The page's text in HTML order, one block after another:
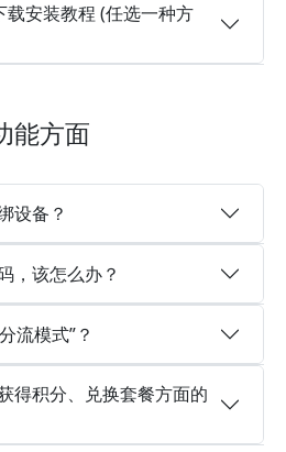
载安装教程 (任选一种方
能方面
设备？
，该怎么办？
流模式”？
得积分、兑换套餐方面的